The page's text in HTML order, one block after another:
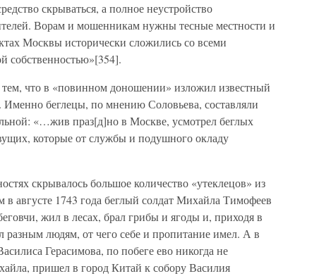
скрываться, а полное неустройство
Ворам и мошенникам нужны тесные местности и
Москвы исторически сложились со всеми
собственностью»[354].
тем, что в «повинном доношении» изложил известный
беглецы, по мнению Соловьева, составляли
«…жив праз[д]но в Москве, усмотрел беглых
которые от службы и подушного окладу
скрывалось большое количество «утеклецов» из
1743 года беглый солдат Михайла Тимофеев
жил в лесах, брал грибы и ягоды и, приходя в
людям, от чего себе и пропитание имел. А в
Герасимова, по побеге ево никогда не
пришел в город Китай к собору Василия